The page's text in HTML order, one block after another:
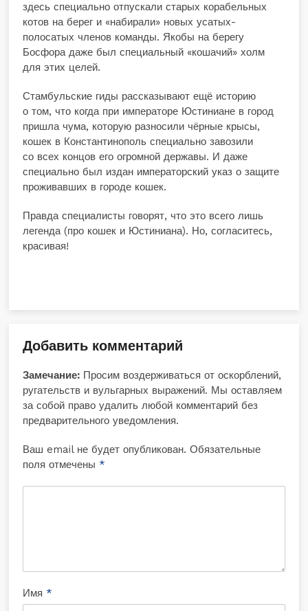
здесь специально отпускали старых корабельных
котов на берег и «набирали» новых усатых-
полосатых членов команды. Якобы на берегу
Босфора даже был специальный «кошачий» холм
для этих целей.
Стамбульские гиды рассказывают ещё историю
о том, что когда при императоре Юстиниане в город
пришла чума, которую разносили чёрные крысы,
кошек в Константинополь специально завозили
со всех концов его огромной державы. И даже
специально был издан императорский указ о защите
проживавших в городе кошек.
Правда специалисты говорят, что это всего лишь
легенда (про кошек и Юстиниана). Но, согласитесь,
красивая!
Добавить комментарий
Замечание: Просим воздерживаться от оскорблений,
ругательств и вульгарных выражений. Мы оставляем
за собой право удалить любой комментарий без
предварительного уведомления.
Ваш email не будет опубликован. Обязательные
поля отмечены *
Имя *